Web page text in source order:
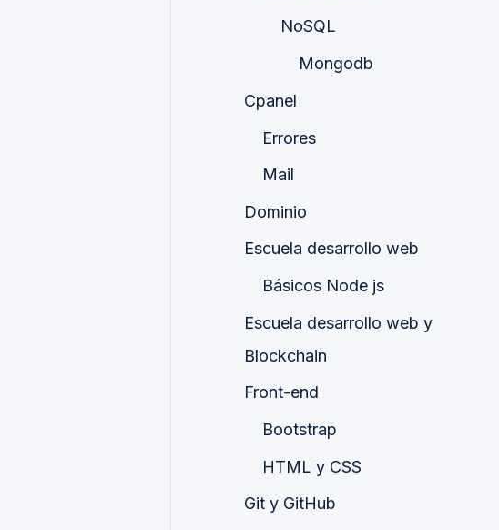
NoSQL
Mongodb
Cpanel
Errores
Mail
Dominio
Escuela desarrollo web
Básicos Node js
Escuela desarrollo web y
Blockchain
Front-end
Bootstrap
HTML y CSS
Git y GitHub